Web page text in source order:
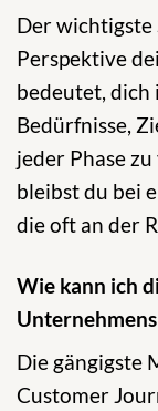
Der wichtigste
Perspektive
bedeutet, dich
Bedürfnisse,
jeder Phase
bleibst du bei
die oft an der
Wie kann ich
Die gängigste
Customer